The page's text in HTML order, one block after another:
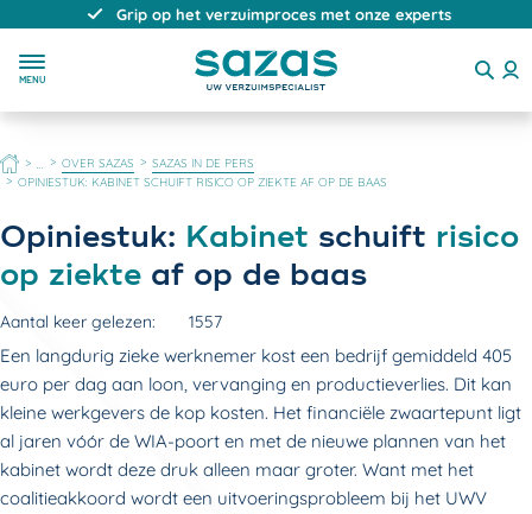
Grip op het verzuimproces met onze experts
MENU
HOME OVER SAZAS
SAZAS IN DE PERS
OPINIESTUK: KABINET SCHUIFT RISICO OP ZIEKTE AF OP DE BAAS
Opiniestuk: Kabinet schuift risico
op ziekte af op de baas
Aantal keer gelezen: 1557
Een langdurig zieke werknemer kost een bedrijf gemiddeld 405
euro per dag aan loon, vervanging en productieverlies. Dit kan
kleine werkgevers de kop kosten. Het financiële zwaartepunt ligt
al jaren vóór de WIA-poort en met de nieuwe plannen van het
kabinet wordt deze druk alleen maar groter. Want met het
coalitieakkoord wordt een uitvoeringsprobleem bij het UWV